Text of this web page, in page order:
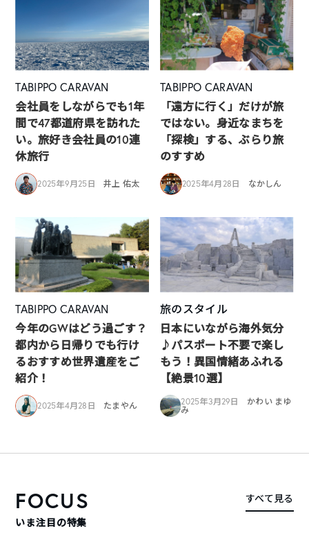
TABIPPO CARAVAN
会社員をしながらでも1年
間で47都道府県を訪れた
い。旅好き会社員の10連
休旅行
2025年9月25日 井上 佑太
TABIPPO CARAVAN
「遠方に行く」だけが旅
ではない。身近なまちを
「探検」する、ぶらり旅
のすすめ
2025年4月28日 なかしん
TABIPPO CARAVAN
今年のGWはどう過ごす？
都内から日帰りでも行け
るおすすめ世界遺産をご
紹介！
2025年4月28日 たまやん
旅のスタイル
日本にいながら海外気分
♪パスポート不要で楽し
もう！異国情緒あふれる
【絶景10選】
2025年3月29日
かわい まゆ
み
FOCUS
いま注目の特集
すべて見る